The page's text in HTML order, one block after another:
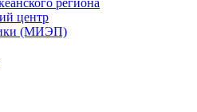
региона
центр
(МИЭП)